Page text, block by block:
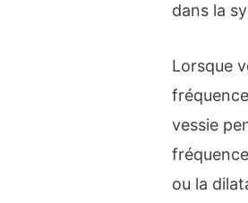
dans la
Lorsque
vessie
ou la